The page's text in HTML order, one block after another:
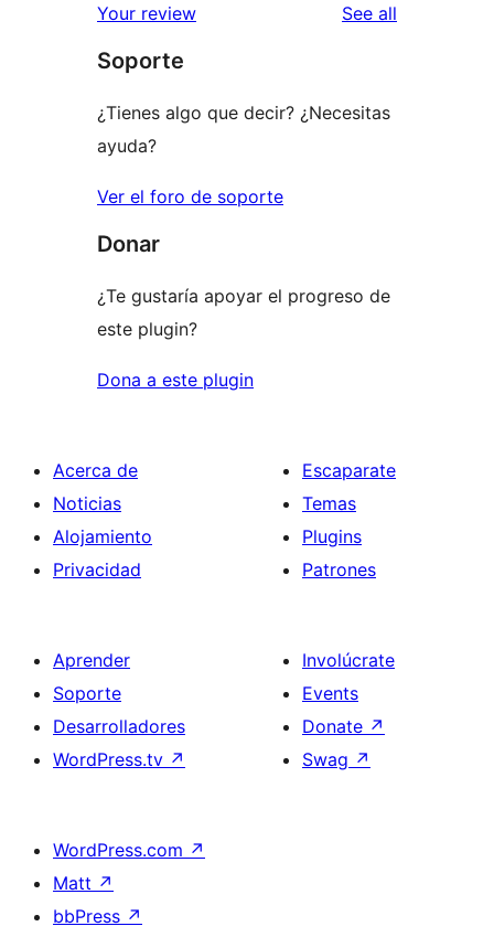
reviews
star
reviews
Your review See all
Soporte
¿Tienes algo que decir? ¿Necesitas
ayuda?
Ver el foro de soporte
Donar
¿Te gustaría apoyar el progreso de
este plugin?
Dona a este plugin
Acerca de
Noticias
Alojamiento
Privacidad
Escaparate
Temas
Plugins
Patrones
Aprender
Soporte
Desarrolladores
WordPress.tv ↗
Involúcrate
Events
Donate ↗
Swag ↗
WordPress.com ↗
Matt ↗
bbPress ↗